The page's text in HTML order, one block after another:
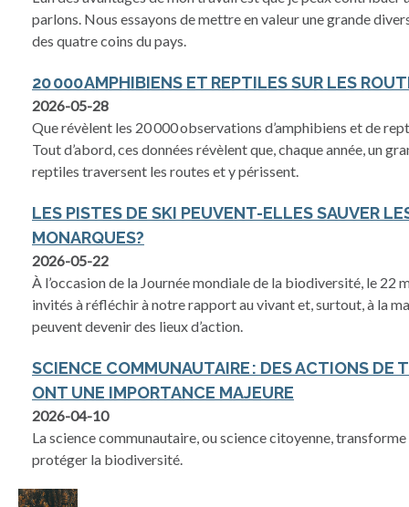
parlons. Nous essayons de mettre en valeur une grande
des quatre coins du pays.
20 000 AMPHIBIENS ET REPTILES SUR LES
2026-05-28
Que révèlent les 20 000 observations d’amphibiens et de
Tout d’abord, ces données révèlent que, chaque année, un
reptiles traversent les routes et y périssent.
LES PISTES DE SKI PEUVENT-ELLES SAUVER
MONARQUES?
s’ouvre dans un nouvel onglet
2026-05-22
À l’occasion de la Journée mondiale de la biodiversité, le 22
invités à réfléchir à notre rapport au vivant et, surtout, à la
peuvent devenir des lieux d’action.
SCIENCE COMMUNAUTAIRE : DES ACTIONS DE
ONT UNE IMPORTANCE MAJEURE
2026-04-10
La science communautaire, ou science citoyenne,
protéger la biodiversité.